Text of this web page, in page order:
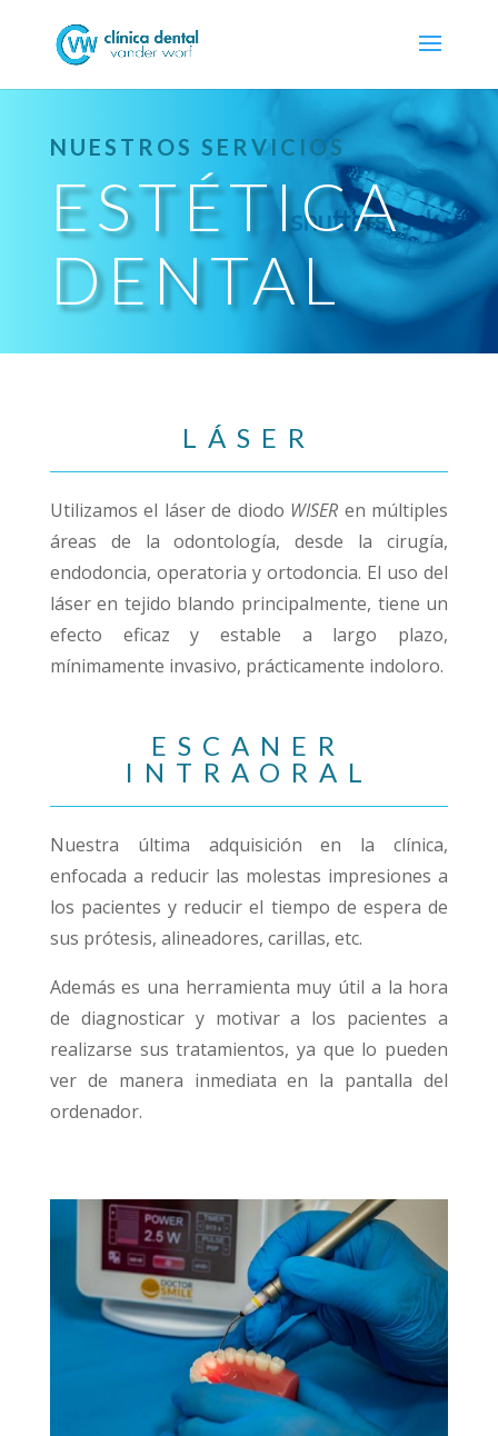
NUESTROS SERVICIOS
ESTÉTICA
DENTAL
LÁSER
Utilizamos el láser de diodo WISER en múltiples
áreas de la odontología, desde la cirugía,
endodoncia, operatoria y ortodoncia. El uso del
láser en tejido blando principalmente, tiene un
efecto eficaz y estable a largo plazo,
mínimamente invasivo, prácticamente indoloro.
ESCANER
INTRAORAL
Nuestra última adquisición en la clínica,
enfocada a reducir las molestas impresiones a
los pacientes y reducir el tiempo de espera de
sus prótesis, alineadores, carillas, etc.
Además es una herramienta muy útil a la hora
de diagnosticar y motivar a los pacientes a
realizarse sus tratamientos, ya que lo pueden
ver de manera inmediata en la pantalla del
ordenador.